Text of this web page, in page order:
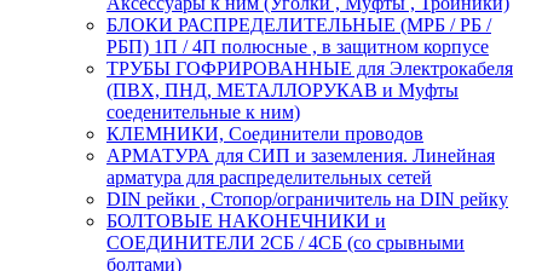
БЛОКИ РАСПРЕДЕЛИТЕЛЬНЫЕ (МРБ / РБ /
РБП) 1П / 4П полюсные , в защитном корпусе
ТРУБЫ ГОФРИРОВАННЫЕ для Электрокабеля
(ПВХ, ПНД, МЕТАЛЛОРУКАВ и Муфты
соеденительные к ним)
КЛЕМНИКИ, Соединители проводов
АРМАТУРА для СИП и заземления. Линейная
арматура для распределительных сетей
DIN рейки , Стопор/ограничитель на DIN рейку
БОЛТОВЫЕ НАКОНЕЧНИКИ и
СОЕДИНИТЕЛИ 2СБ / 4СБ (со срывными
болтами)